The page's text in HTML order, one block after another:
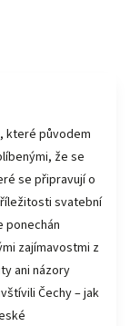
které původem
že se
se připravují o
svatební
ponechán
zajímavostmi z
ani názory
Čechy – jak